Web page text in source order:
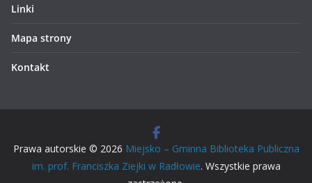
Linki
Mapa strony
Kontakt
Prawa autorskie © 2026 Miejsko – Gminna Biblioteka Publiczna
im. prof. Franciszka Ziejki w Radłowie. Wszystkie prawa